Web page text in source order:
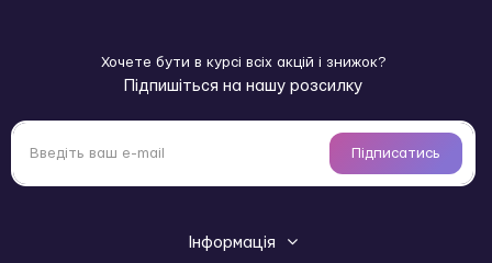
Хочете бути в курсі всіх акцій і знижок?
Підпишіться на нашу розсилку
Підписатись
Інформація